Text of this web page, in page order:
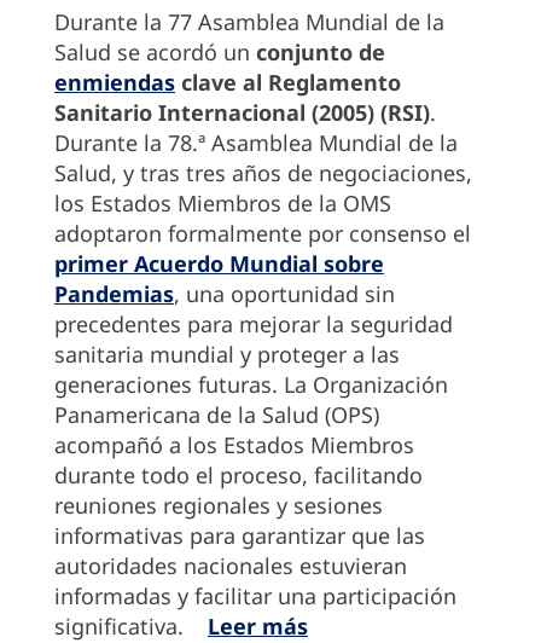
Durante la 77 Asamblea Mundial de la
Salud se acordó un conjunto de
enmiendas clave al Reglamento
Sanitario Internacional (2005) (RSI).
Durante la 78.ª Asamblea Mundial de la
Salud, y tras tres años de negociaciones,
los Estados Miembros de la OMS
adoptaron formalmente por consenso el
primer Acuerdo Mundial sobre
Pandemias, una oportunidad sin
precedentes para mejorar la seguridad
sanitaria mundial y proteger a las
generaciones futuras. La Organización
Panamericana de la Salud (OPS)
acompañó a los Estados Miembros
durante todo el proceso, facilitando
reuniones regionales y sesiones
informativas para garantizar que las
autoridades nacionales estuvieran
informadas y facilitar una participación
significativa.
Leer más